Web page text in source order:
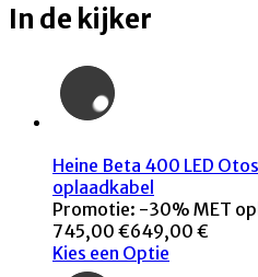
In de kijker
Heine Beta 400 LED
oplaadkabel
Promotie: -30% MET
745,00 €649,00 €
Kies een Optie